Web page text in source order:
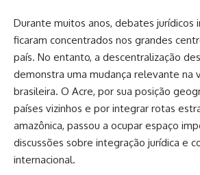
Durante muitos anos, debates jurídicos
ficaram concentrados nos grandes
país. No entanto, a descentralização
demonstra uma mudança relevante na
brasileira. O Acre, por sua posição
países vizinhos e por integrar rotas
amazônica, passou a ocupar espaço
discussões sobre integração jurídica e
internacional.